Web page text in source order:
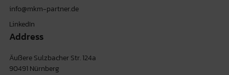
info@mkm-partner.de
LinkedIn
Address
Äußere Sulzbacher Str. 124a
90491 Nürnberg